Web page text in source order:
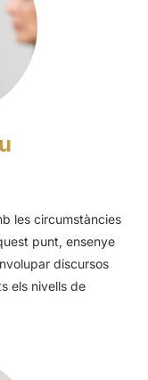
les circumstàncies
punt, ensenye
discursos
els nivells de